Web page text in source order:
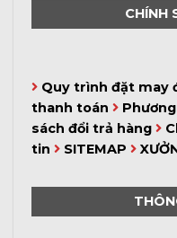
CHÍNH
Quy trình đặt may
thanh toán
sách đổi trả hàng
tin
SITEMAP